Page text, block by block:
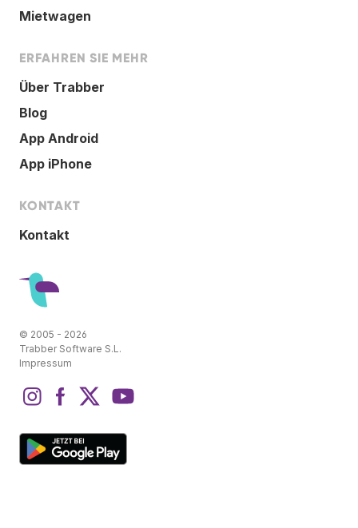
Mietwagen
ERFAHREN SIE MEHR
Über Trabber
Blog
App Android
App iPhone
KONTAKT
Kontakt
© 2005 - 2026
Trabber Software S.L.
Impressum